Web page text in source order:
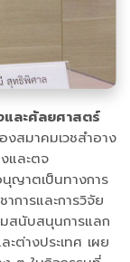
ละศัลยศาสตร์
งสมาคมเวชสำอาง
และตจ
ญาตเป็นทางการ
การและการวิจัย
สนับสนุนการแลก
ะต่างประเทศ เผย